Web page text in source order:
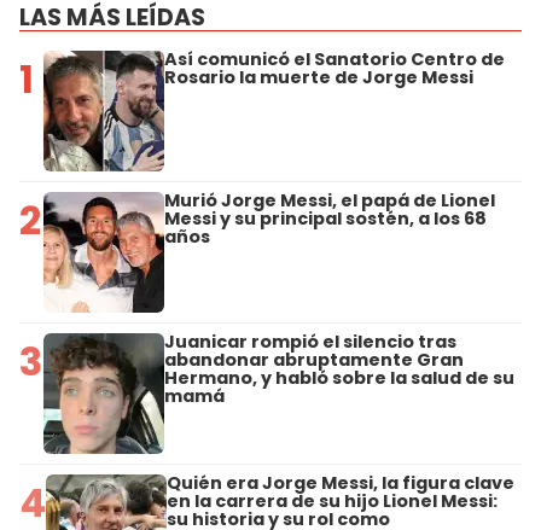
LAS MÁS LEÍDAS
1 Así comunicó el Sanatorio Centro de
Rosario la muerte de Jorge Messi
2 Murió Jorge Messi, el papá de Lionel
Messi y su principal sostén, a los 68
años
3 Juanicar rompió el silencio tras
abandonar abruptamente Gran
Hermano, y habló sobre la salud de su
mamá
4 Quién era Jorge Messi, la figura clave
en la carrera de su hijo Lionel Messi:
su historia y su rol como